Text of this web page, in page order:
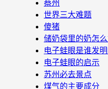
蔡州
世界三大难题
傻猪
储奶袋里的奶怎
电子蛙眼是谁发
电子蛙眼的启示
苏州必去景点
煤气的主要成分